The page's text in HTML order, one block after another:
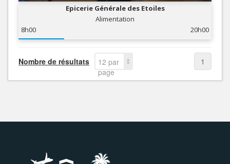
Epicerie Générale des Etoiles
Alimentation
8h00
20h00
Nombre de résultats
12 par
page
1